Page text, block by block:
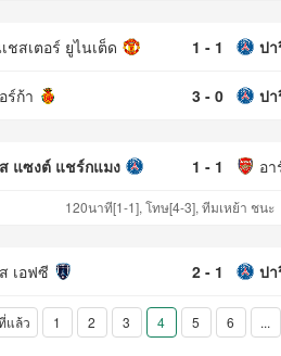
ชสเตอร์ ยูไนเต็ด 1 - 1 ป
ร์ก้า 3 - 0 ป
แซงต์ แชร์กแมง 1 - 1 อ
120นาที[1-1], โทษ[4-3], ทีมเหย้า ชนะ
เอฟซี 2 - 1 ป
แล้ว 1 2 3 4 5 6 ...